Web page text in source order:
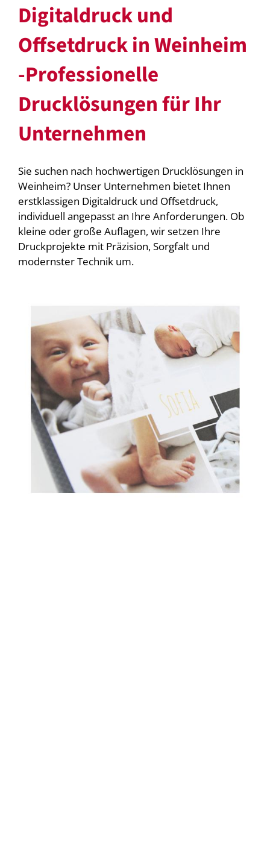
Digitaldruck und
Offsetdruck in Weinheim
-Professionelle
Drucklösungen für Ihr
Unternehmen
Sie suchen nach hochwertigen Drucklösungen in
Weinheim? Unser Unternehmen bietet Ihnen
erstklassigen Digitaldruck und Offsetdruck,
individuell angepasst an Ihre Anforderungen. Ob
kleine oder große Auflagen, wir setzen Ihre
Druckprojekte mit Präzision, Sorgfalt und
modernster Technik um.